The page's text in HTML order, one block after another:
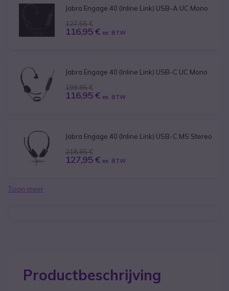
Jabra Engage 40 (Inline Link) USB-A UC Mono
127,55 €
116,95 € ex. BTW
Jabra Engage 40 (Inline Link) USB-C UC Mono
199,95 €
116,95 € ex. BTW
Jabra Engage 40 (Inline Link) USB-C MS Stereo
218,95 €
127,95 € ex. BTW
Toon meer
Productbeschrijving